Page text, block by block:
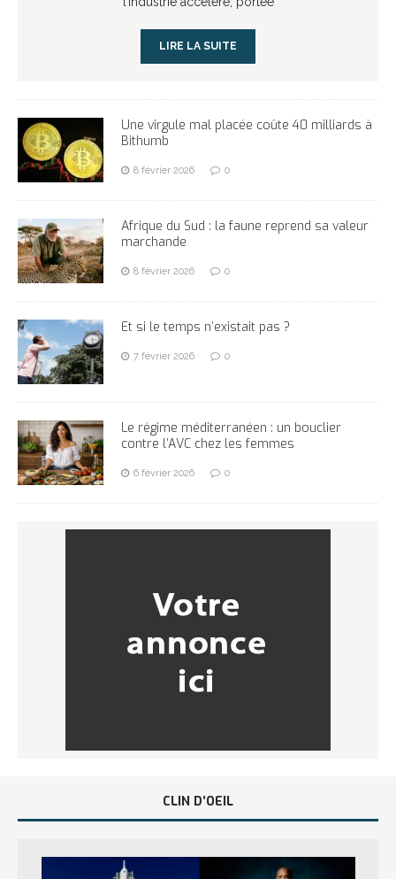
LIRE LA SUITE
Une virgule mal placée coûte 40 milliards à
Bithumb
8 février 2026 0
Afrique du Sud : la faune reprend sa valeur
marchande
8 février 2026 0
Et si le temps n’existait pas ?
7 février 2026 0
Le régime méditerranéen : un bouclier
contre l’AVC chez les femmes
6 février 2026 0
CLIN D’OEIL